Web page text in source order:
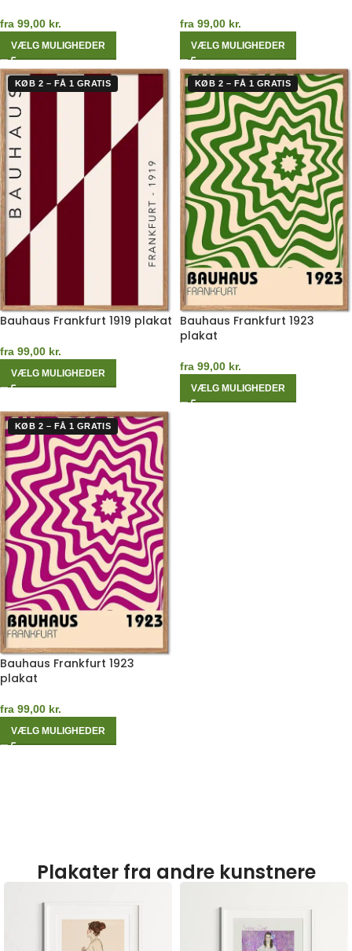
fra 99,00 kr.
VÆLG MULIGHEDER
fra 99,00 kr.
VÆLG MULIGHEDER
KØB 2 – FÅ 1 GRATIS
Bauhaus Frankfurt 1919 plakat
fra 99,00 kr.
VÆLG MULIGHEDER
KØB 2 – FÅ 1 GRATIS
Bauhaus Frankfurt 1923
plakat
fra 99,00 kr.
VÆLG MULIGHEDER
KØB 2 – FÅ 1 GRATIS
Bauhaus Frankfurt 1923
plakat
fra 99,00 kr.
VÆLG MULIGHEDER
Plakater fra andre kunstnere